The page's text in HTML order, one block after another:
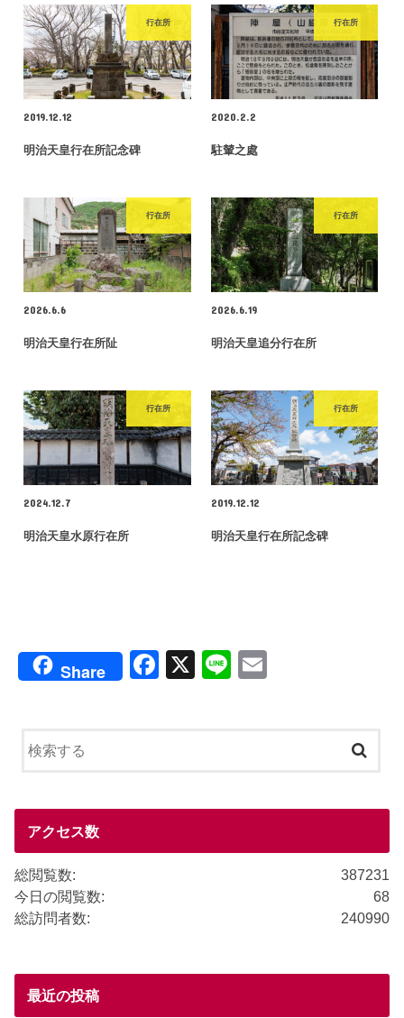
行在所
2019.12.12
明治天皇行在所記念碑
行在所
2020.2.2
駐輦之處
行在所
2026.6.6
明治天皇行在所阯
行在所
2026.6.19
明治天皇追分行在所
行在所
2024.12.7
明治天皇水原行在所
行在所
2019.12.12
明治天皇行在所記念碑
Share
F
o
X
Li
アクセス数
387231
総閲覧数:
68
今日の閲覧数:
240990
総訪問者数:
最近の投稿